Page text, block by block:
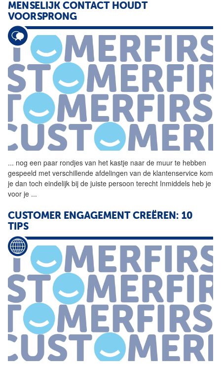
MENSELIJK CONTACT HOUDT
VOORSPRONG
... nog een paar rondjes van het kastje naar de muur te hebben
gespeeld met verschillende afdelingen van de klantenservice kom
je dan toch eindelijk bij de juiste persoon terecht Inmiddels heb je
voor je ...
CUSTOMER ENGAGEMENT CREËREN: 10
TIPS